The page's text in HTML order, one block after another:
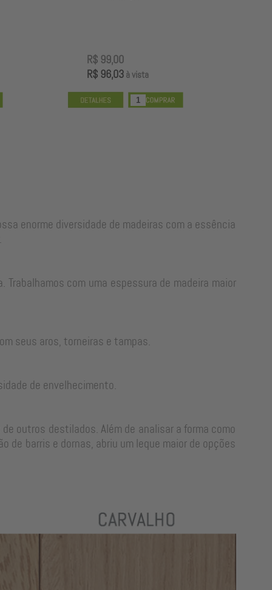
R$ 100,00
R$ 97,00à vista
enorme diversidade de madeiras com a essência
com uma espessura de madeira maior
seus aros, torneiras e tampas.
de envelhecimento.
outros destilados. Além de analisar a forma como
barris e dornas, abriu um leque maior de opções